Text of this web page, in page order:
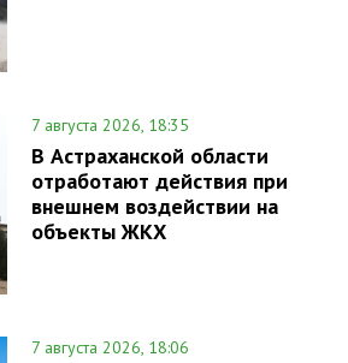
7 августа 2026, 18:35
В Астраханской области
отработают действия при
внешнем воздействии на
объекты ЖКХ
7 августа 2026, 18:06